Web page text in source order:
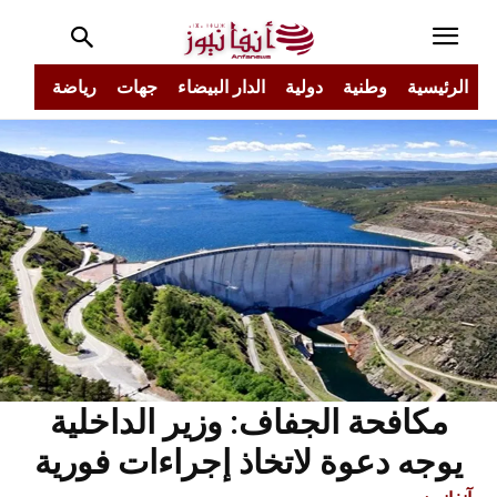
الرئيسية وطنية دولية الدار البيضاء جهات رياضة
مكافحة الجفاف: وزير الداخلية
يوجه دعوة لاتخاذ إجراءات فورية